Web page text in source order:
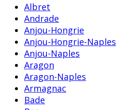
Albret
Andrade
Anjou-Hongrie
Anjou-Hongrie-Naples
Anjou-Naples
Aragon
Aragon-Naples
Armagnac
Bade